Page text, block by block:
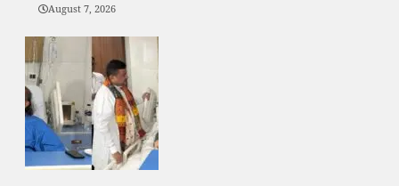
August 7, 2026